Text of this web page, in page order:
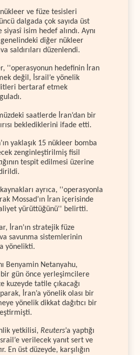
ve füze tesisleri
dalgada çok sayıda üst
siyasî isim hedef alındı. Aynı
diğer nükleer
saldırıları düzenlendi.
''operasyonun hedefinin İran
değil, İsrail’e yönelik
bertaraf etmek
saatlerde İran’dan bir
beklediklerini ifade etti.
yaklaşık 15 nükleer bomba
zenginleştirilmiş fisil
tespit edilmesi üzerine
ayrıca, ''operasyonla
Mossad’ın İran içerisinde
yürüttüğünü'' belirtti.
İran’ın stratejik füze
savunma sistemlerinin
yönelikti.
Benyamin Netanyahu,
gün önce yerleşimcilere
kuzeyde tatile çıkacağı
İran’a yönelik olası bir
yönelik dikkat dağıtıcı bir
yetkilisi, Reuters’a yaptığı
verilecek yanıt sert ve
En üst düzeyde, karşılığın